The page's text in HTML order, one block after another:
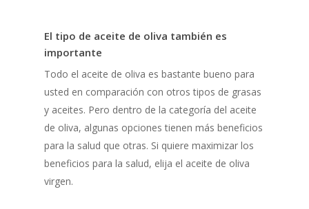
El tipo de aceite de oliva también es
importante
Todo el aceite de oliva es bastante bueno para
usted en comparación con otros tipos de grasas
y aceites. Pero dentro de la categoría del aceite
de oliva, algunas opciones tienen más beneficios
para la salud que otras. Si quiere maximizar los
beneficios para la salud, elija el aceite de oliva
virgen.